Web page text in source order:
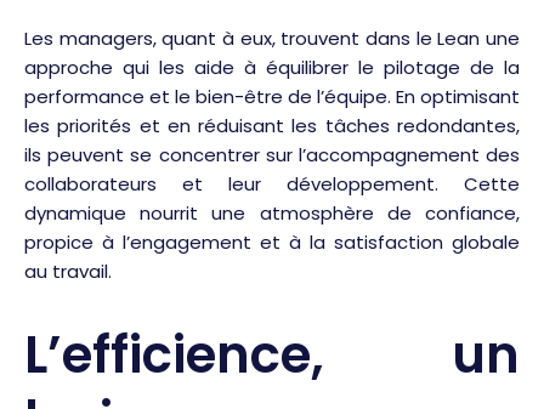
Les managers, quant à eux, trouvent dans le Lean une
approche qui les aide à équilibrer le pilotage de la
performance et le bien-être de l’équipe. En optimisant
les priorités et en réduisant les tâches redondantes,
ils peuvent se concentrer sur l’accompagnement des
collaborateurs et leur développement. Cette
dynamique nourrit une atmosphère de confiance,
propice à l’engagement et à la satisfaction globale
au travail.
L’efficience, un